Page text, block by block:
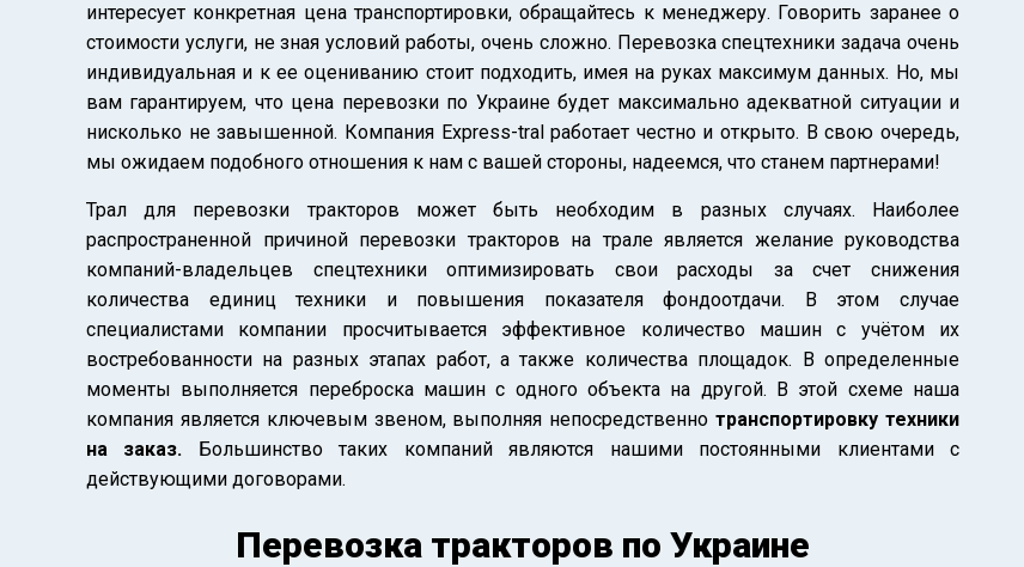
интересует конкретная цена транспортировки, обращайтесь к менеджеру. Говорить заранее о
стоимости услуги, не зная условий работы, очень сложно. Перевозка спецтехники задача очень
индивидуальная и к ее оцениванию стоит подходить, имея на руках максимум данных. Но, мы
вам гарантируем, что цена перевозки по Украине будет максимально адекватной ситуации и
нисколько не завышенной. Компания Express-tral работает честно и открыто. В свою очередь,
мы ожидаем подобного отношения к нам с вашей стороны, надеемся, что станем партнерами!
Трал для перевозки тракторов может быть необходим в разных случаях. Наиболее
распространенной причиной перевозки тракторов на трале является желание руководства
компаний-владельцев спецтехники оптимизировать свои расходы за счет снижения
количества единиц техники и повышения показателя фондоотдачи. В этом случае
специалистами компании просчитывается эффективное количество машин с учётом их
востребованности на разных этапах работ, а также количества площадок. В определенные
моменты выполняется переброска машин с одного объекта на другой. В этой схеме наша
компания является ключевым звеном, выполняя непосредственнотранспортировку техники
на заказ. Большинство таких компаний являются нашими постоянными клиентами с
действующими договорами.
Перевозка тракторов по Украине